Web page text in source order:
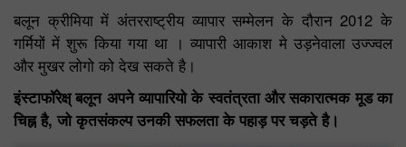
बलून क्रीमिया में अंतरराष्ट्रीय व्यापार सम्मेलन के दौरान 2012 के
गर्मियों में शुरू किया गया था । व्यापारी आकाश मे उड़नेवाला उज्ज्वल
और मुखर लोगो को देख सकते है।
इंस्टाफॉरेक्ष् बलून अपने व्यापारियो के स्वतंत्रता और सकारात्मक मूड का
चिह्न है, जो कृतसंकल्प उनकी सफलता के पहाड़ पर चड़ते है।